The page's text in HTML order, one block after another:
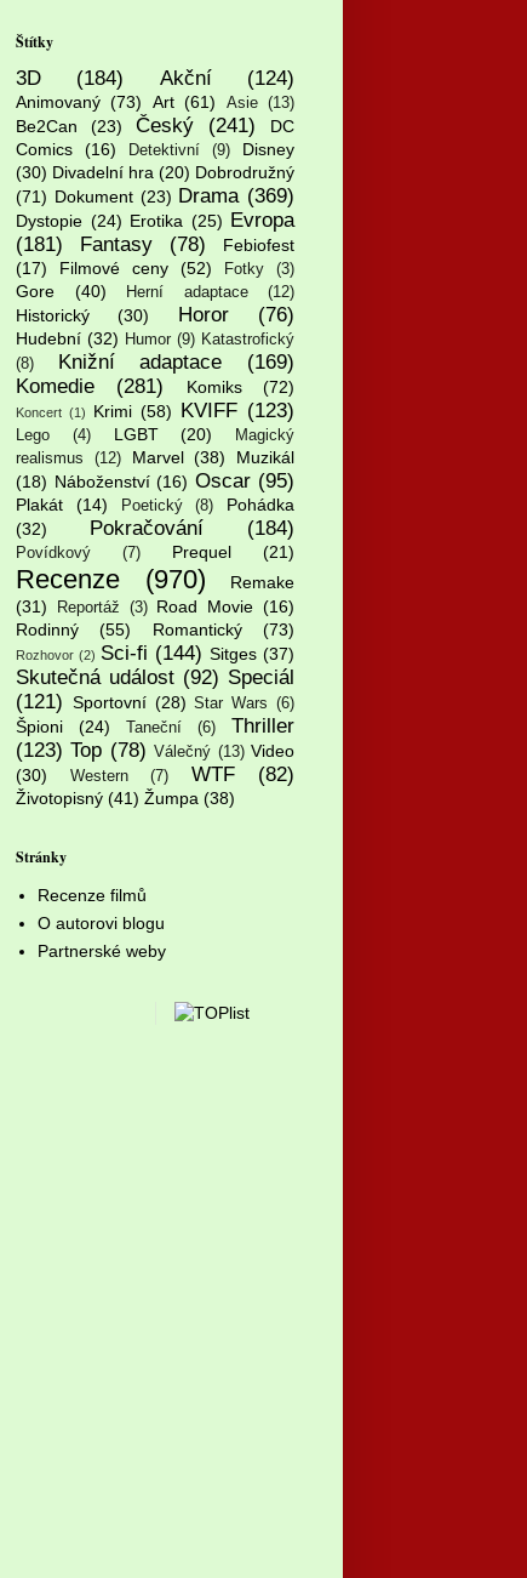
Štítky
3D (184) Akční (124)
Animovaný (73) Art (61) Asie (13)
Be2Can (23) Český (241)
DC
Comics
(16) Detektivní (9)
Disney
(30) Divadelní hra (20) Dobrodružný
(71) Dokument (23) Drama (369)
Dystopie (24) Erotika (25) Evropa
(181)
Fantasy (78)
Febiofest
(17)
Filmové ceny (52) Fotky (3)
Gore (40) Herní adaptace (12)
Historický (30) Horor (76)
Hudební (32) Humor (9) Katastrofický
(8)
Knižní adaptace
(169)
Komedie
(281) Komiks (72)
Koncert (1) Krimi (58) KVIFF (123)
Lego (4) LGBT (20)
Magický
realismus
(12) Marvel (38)
Muzikál
(18) Náboženství (16) Oscar (95)
Plakát (14) Poetický (8)
Pohádka
(32)
Pokračování (184)
Povídkový (7) Prequel (21)
Recenze (970)
Remake
(31)
Reportáž (3) Road Movie (16)
Rodinný
(55) Romantický (73)
Rozhovor (2) Sci-fi (144) Sitges (37)
Skutečná událost (92) Speciál
(121) Sportovní (28) Star Wars (6)
Špioni (24) Taneční (6)
Thriller
(123) Top (78) Válečný (13) Video
(30)
Western (7) WTF (82)
Životopisný (41) Žumpa (38)
Stránky
Recenze filmů
O autorovi blogu
Partnerské weby